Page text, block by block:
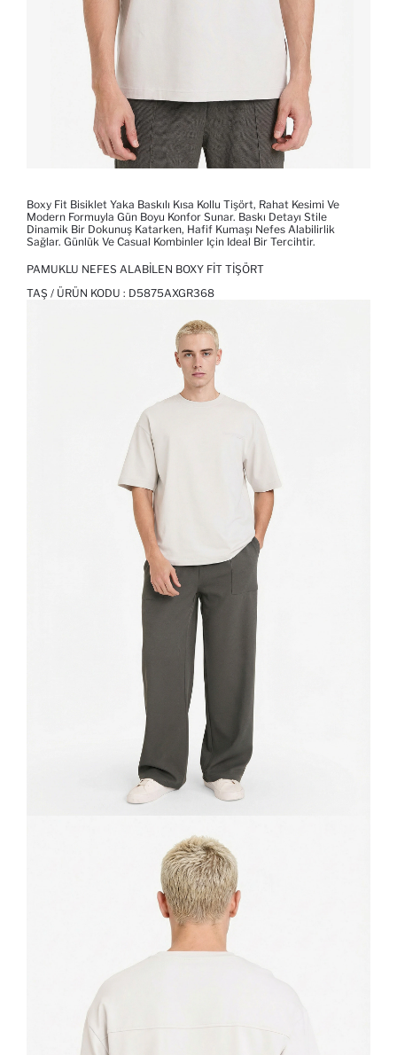
Boxy Fit Bisiklet Yaka Baskılı Kısa Kollu Tişört, Rahat Kesimi Ve
Modern Formuyla Gün Boyu Konfor Sunar. Baskı Detayı Stile
Dinamik Bir Dokunuş Katarken, Hafif Kumaşı Nefes Alabilirlik
Sağlar. Günlük Ve Casual Kombinler Için Ideal Bir Tercihtir.
PAMUKLU NEFES ALABILEN BOXY FIT TIŞÖRT
TAŞ / ÜRÜN KODU : D5875AXGR368